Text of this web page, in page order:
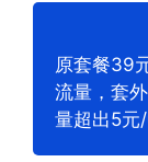
原套餐39
流量，套
量超出5元